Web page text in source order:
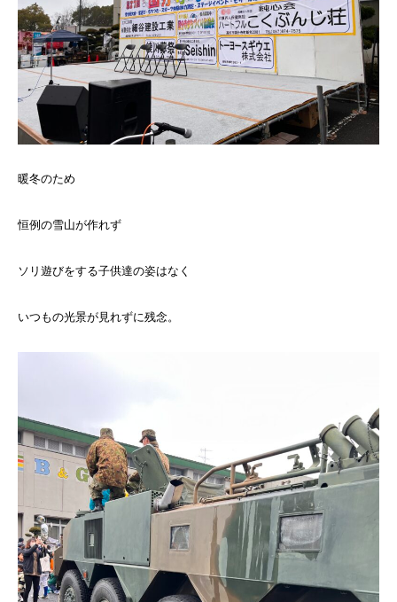
暖冬のため
恒例の雪山が作れず
ソリ遊びをする子供達の姿はなく
いつもの光景が見れずに残念。